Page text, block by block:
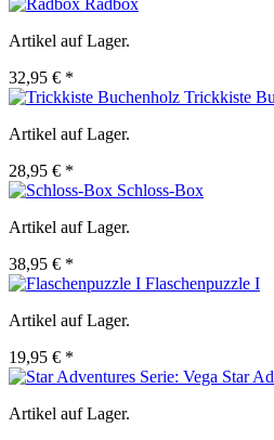
Radbox
Artikel auf Lager.
32,95 € *
Trickkiste
Artikel auf Lager.
28,95 € *
Schloss-Box
Artikel auf Lager.
38,95 € *
Flaschenpuzzle I
Artikel auf Lager.
19,95 € *
Star
Artikel auf Lager.